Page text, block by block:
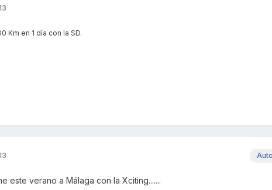
Km en 1 día con la SD.
este verano a Málaga con la Xciting.......